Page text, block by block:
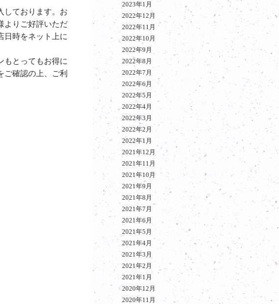
しております。お
よりご好評いただ
日時をネット上に
もとってもお得に
ご確認の上、ご利
2023年1月
2022年12月
2022年11月
2022年10月
2022年9月
2022年8月
2022年7月
2022年6月
2022年5月
2022年4月
2022年3月
2022年2月
2022年1月
2021年12月
2021年11月
2021年10月
2021年9月
2021年8月
2021年7月
2021年6月
2021年5月
2021年4月
2021年3月
2021年2月
2021年1月
2020年12月
2020年11月